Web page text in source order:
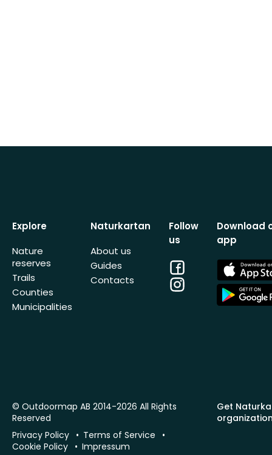
Explore
Nature
reserves
Trails
Counties
Municipalities
Naturkartan
About us
Guides
Contacts
Follow
us
Facebook
Instagram
Download
app
App
Store
App
Store
Get
© Outdoormap AB 2014-2026 All Rights
Reserved
Privacy Policy
Terms of Service
Cookie Policy
Impressum